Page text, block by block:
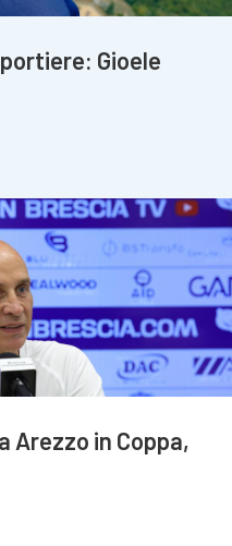
Gioele
Arezzo in Coppa,